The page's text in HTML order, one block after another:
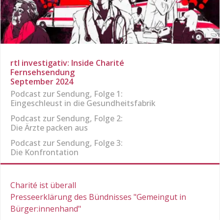
rtl investigativ: Inside Charité
Fernsehsendung
September 2024
Podcast zur Sendung, Folge 1:
Eingeschleust in die Gesundheitsfabrik
Podcast zur Sendung, Folge 2:
Die Ärzte packen aus
Podcast zur Sendung, Folge 3:
Die Konfrontation
Charité ist überall
Presseerklärung des Bündnisses "Gemeingut in
Bürger:innenhand"